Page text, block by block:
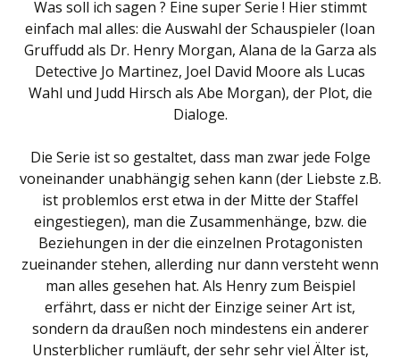
Was soll ich sagen ? Eine super Serie ! Hier stimmt
einfach mal alles: die Auswahl der Schauspieler (Ioan
Gruffudd als Dr. Henry Morgan, Alana de la Garza als
Detective Jo Martinez, Joel David Moore als Lucas
Wahl und Judd Hirsch als Abe Morgan), der Plot, die
Dialoge.
Die Serie ist so gestaltet, dass man zwar jede Folge
voneinander unabhängig sehen kann (der Liebste z.B.
ist problemlos erst etwa in der Mitte der Staffel
eingestiegen), man die Zusammenhänge, bzw. die
Beziehungen in der die einzelnen Protagonisten
zueinander stehen, allerding nur dann versteht wenn
man alles gesehen hat. Als Henry zum Beispiel
erfährt, dass er nicht der Einzige seiner Art ist,
sondern da draußen noch mindestens ein anderer
Unsterblicher rumläuft, der sehr sehr viel Älter ist,